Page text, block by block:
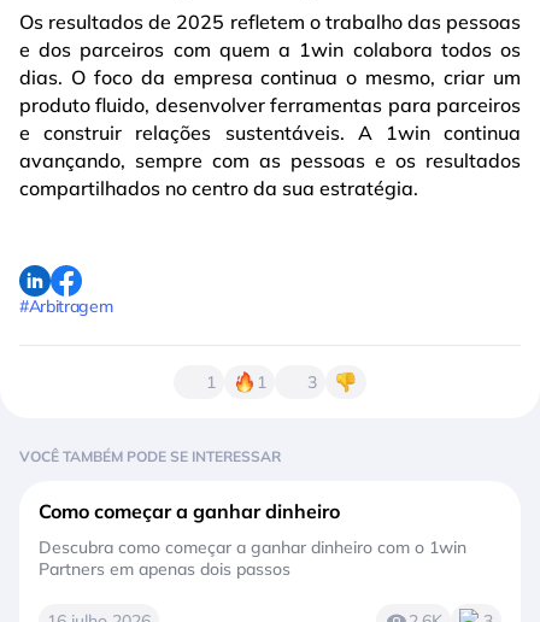
Os resultados de 2025 refletem o trabalho das pessoas
e dos parceiros com quem a 1win colabora todos os
dias. O foco da empresa continua o mesmo, criar um
produto fluido, desenvolver ferramentas para parceiros
e construir relações sustentáveis. A 1win continua
avançando, sempre com as pessoas e os resultados
compartilhados no centro da sua estratégia.
#Arbitragem
1 1 3
VOCÊ TAMBÉM PODE SE INTERESSAR
Como começar a ganhar dinheiro
Descubra como começar a ganhar dinheiro com o 1win
Partners em apenas dois passos